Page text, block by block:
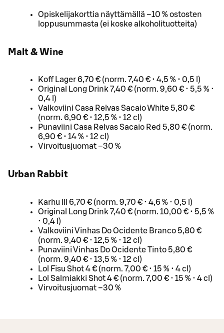
Opiskelijakorttia näyttämällä –10 % ostosten
loppusummasta (ei koske alkoholituotteita)
Malt & Wine
Koff Lager 6,70 € (norm. 7,40 € • 4,5 % • 0,5 l)
Original Long Drink 7,40 € (norm. 9,60 € • 5,5 % •
0,4 l)
Valkoviini Casa Relvas Sacaio White 5,80 €
(norm. 6,90 € • 12,5 % • 12 cl)
Punaviini Casa Relvas Sacaio Red 5,80 € (norm.
6,90 € • 14 % • 12 cl)
Virvoitusjuomat –30 %
Urban Rabbit
Karhu III 6,70 € (norm. 9,70 € • 4,6 % • 0,5 l)
Original Long Drink 7,40 € (norm. 10,00 € • 5,5 %
• 0,4 l)
Valkoviini Vinhas Do Ocidente Branco 5,80 €
(norm. 9,40 € • 12,5 % • 12 cl)
Punaviini Vinhas Do Ocidente Tinto 5,80 €
(norm. 9,40 € • 13,5 % • 12 cl)
Lol Fisu Shot 4 € (norm. 7,00 € • 15 % • 4 cl)
Lol Salmiakki Shot 4 € (norm. 7,00 € • 15 % • 4 cl)
Virvoitusjuomat –30 %